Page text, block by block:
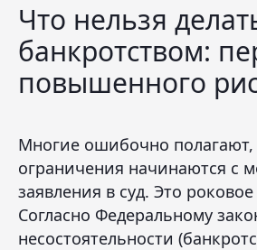
Что нельзя
банкротством:
повышенного
Многие ошибочно полагают,
ограничения начинаются с
заявления в суд. Это
Согласно Федеральному
несостоятельности